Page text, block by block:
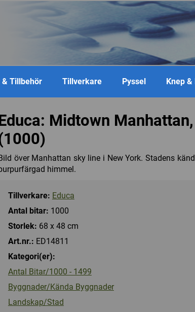
Tillbehör Tillverkare Pyssel Knep &
Midtown
över Manhattan sky line i New York. Stadens
himmel.
Tillverkare: Educa
Antal bitar: 1000
Storlek: 68 x 48 cm
Art.nr.: ED14811
Kategori(er):
Antal Bitar/1000 - 1499
Byggnader/Kända Byggnader
Landskap/Stad